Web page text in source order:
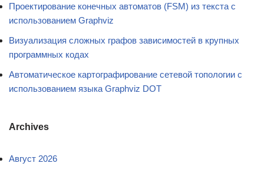
Проектирование конечных автоматов (FSM) из текста с
использованием Graphviz
Визуализация сложных графов зависимостей в крупных
программных кодах
Автоматическое картографирование сетевой топологии с
использованием языка Graphviz DOT
Archives
Август 2026